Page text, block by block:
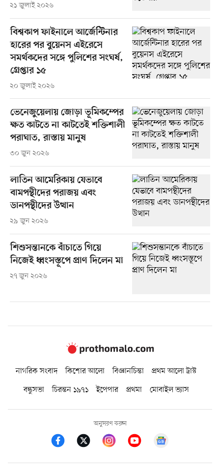
২১ জুলাই ২০২৬
বিশ্বকাপ ফাইনালে আর্জেন্টিনার
হারের পর বুয়েনস এইরেসে
সমর্থকদের সঙ্গে পুলিশের সংঘর্ষ,
গ্রেপ্তার ১৫
২০ জুলাই ২০২৬
ভেনেজুয়েলায় জোড়া ভূমিকম্পের
ক্ষত কাটতে না কাটতেই শক্তিশালী
পরাঘাত, রাস্তায় মানুষ
৩০ জুন ২০২৬
লাতিন আমেরিকায় যেভাবে
বামপন্থীদের পরাজয় এবং
ডানপন্থীদের উত্থান
২৯ জুন ২০২৬
শিশুসন্তানকে বাঁচাতে গিয়ে
নিজেই ধ্বংসস্তূপে প্রাণ দিলেন মা
২৭ জুন ২০২৬
নাগরিক সংবাদ কিশোর আলো বিজ্ঞানচিন্তা
প্রথম আলো ট্রাস্ট
বন্ধুসভা
চিরন্তন ১৯৭১ ইপেপার প্রথমা মোবাইল ভ্যাস
অনুসরণ করুন